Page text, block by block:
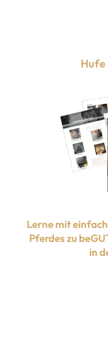
Hufe
Lerne mit
Pferdes zu
in